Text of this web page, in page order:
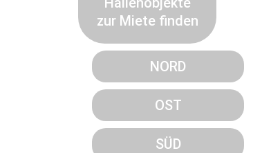
zur Miete finden
NORD
OST
SÜD